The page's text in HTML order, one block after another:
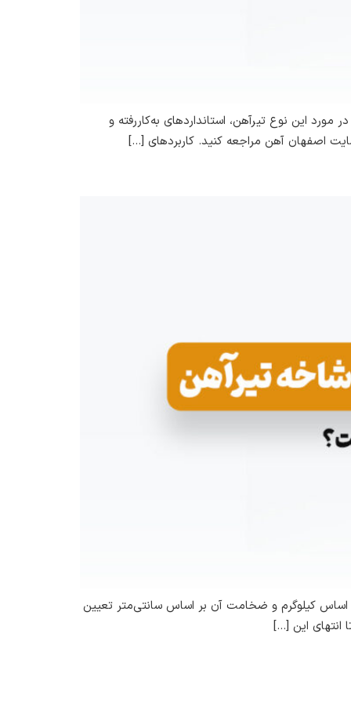
از این‌ها، تیرآهن سایز ۱۲ است. در این مقاله می‌خواهیم در مورد این نوع تیرآهن، استانداردهای به‌کاررفته و
اصفهان آهن مراجعه کنید. کاربردهای […]
اساس کیلوگرم و ضخامت آن بر اساس سانتی‌متر تعیین
این […]